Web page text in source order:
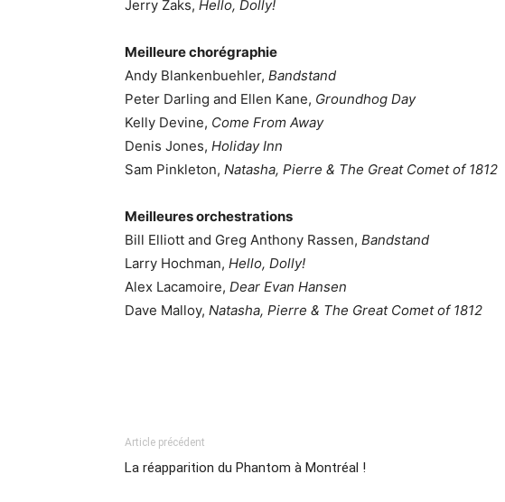
Jerry Zaks, Hello, Dolly!
Meilleure chorégraphie
Andy Blankenbuehler, Bandstand
Peter Darling and Ellen Kane, Groundhog Day
Kelly Devine, Come From Away
Denis Jones, Holiday Inn
Sam Pinkleton, Natasha, Pierre & The Great Comet of 1812
Meilleures orchestrations
Bill Elliott and Greg Anthony Rassen, Bandstand
Larry Hochman, Hello, Dolly!
Alex Lacamoire, Dear Evan Hansen
Dave Malloy, Natasha, Pierre & The Great Comet of 1812
Article précédent
La réapparition du Phantom à Montréal !